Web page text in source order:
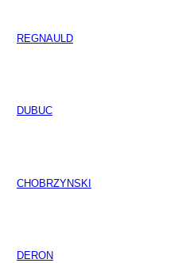
REGNAULD
DUBUC
CHOBRZYNSKI
DERON